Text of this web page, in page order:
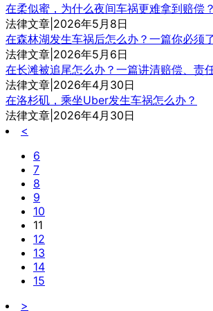
在柔似蜜，为什么夜间车祸更难拿到赔偿？
法律文章|2026年5月8日
在森林湖发生车祸后怎么办？一篇你必须
法律文章|2026年5月6日
在长滩被追尾怎么办？一篇讲清赔偿、责
法律文章|2026年4月30日
在洛杉矶，乘坐Uber发生车祸怎么办？
法律文章|2026年4月30日
<
6
7
8
9
10
11
12
13
14
15
>